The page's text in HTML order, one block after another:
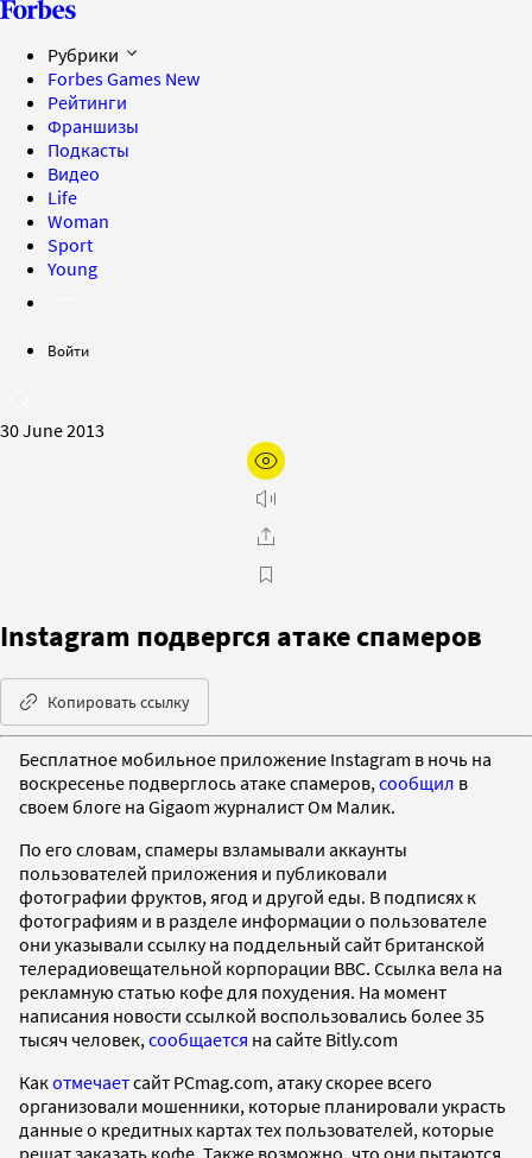
Рубрики
Forbes Games New
Рейтинги
Франшизы
Подкасты
Видео
Life
Woman
Sport
Young
Войти
30 June 2013
Instagram подвергся атаке спамеров
Копировать ссылку
Бесплатное мобильное приложение Instagram в ночь на
воскресенье подверглось атаке спамеров, сообщил в
своем блоге на Gigaom журналист Ом Малик.
По его словам, спамеры взламывали аккаунты
пользователей приложения и публиковали
фотографии фруктов, ягод и другой еды. В подписях к
фотографиям и в разделе информации о пользователе
они указывали ссылку на поддельный сайт британской
телерадиовещательной корпорации BBC. Ссылка вела на
рекламную статью кофе для похудения. На момент
написания новости ссылкой воспользовались более 35
тысяч человек, сообщается на сайте Bitly.com
Какотмечаетсайт PCmag.com, атаку скорее всего
организовали мошенники, которые планировали украсть
данные о кредитных картах тех пользователей, которые
решат заказать кофе. Также возможно, что они пытаются